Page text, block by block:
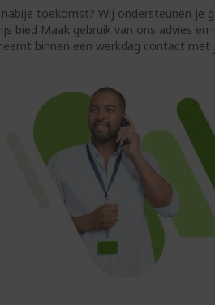
toekomst? Wij ondersteunen je
bied Maak gebruik van ons advies
binnen een werkdag contact